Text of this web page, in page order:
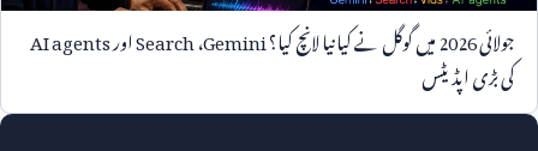
جولائی2026میں گوگل نے کیا نیا لانچ کیا؟Gemini،SearchاورAI agents
کی بڑی اپڈیٹس